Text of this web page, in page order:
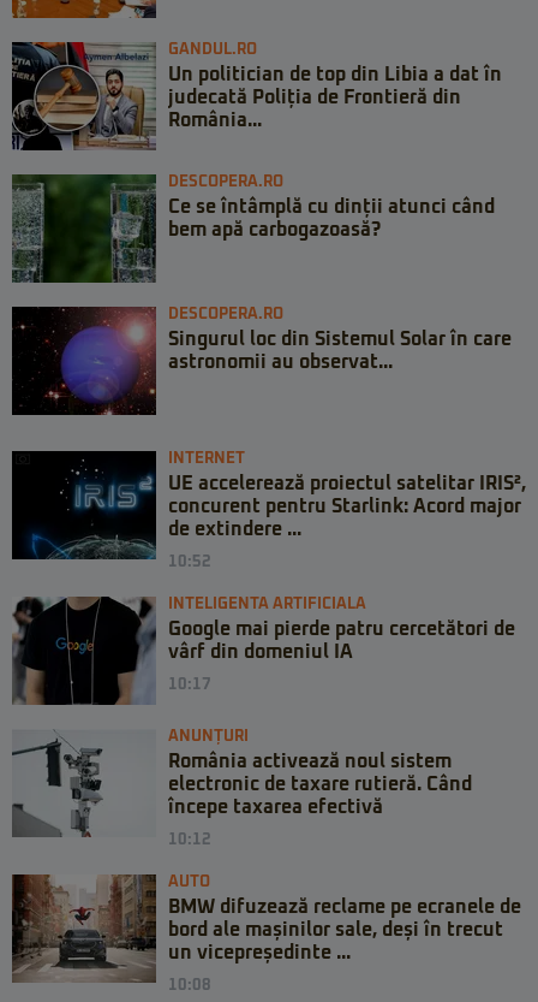
GANDUL.RO
Un politician de top din Libia a dat în
judecată Poliția de Frontieră din
România...
DESCOPERA.RO
Ce se întâmplă cu dinții atunci când
bem apă carbogazoasă?
DESCOPERA.RO
Singurul loc din Sistemul Solar în care
astronomii au observat...
INTERNET
UE accelerează proiectul satelitar IRIS²,
concurent pentru Starlink: Acord major
de extindere ...
10:52
INTELIGENTA ARTIFICIALA
Google mai pierde patru cercetători de
vârf din domeniul IA
10:17
ANUNȚURI
România activează noul sistem
electronic de taxare rutieră. Când
începe taxarea efectivă
10:12
AUTO
BMW difuzează reclame pe ecranele de
bord ale mașinilor sale, deși în trecut
un vicepreședinte ...
10:08